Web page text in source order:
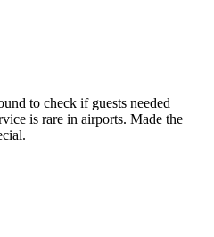
to check if guests needed
is rare in airports. Made the